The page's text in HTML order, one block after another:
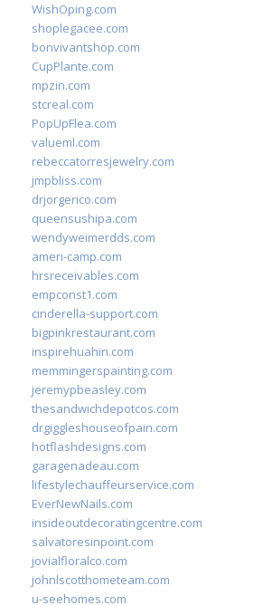
WishOping.com
shoplegacee.com
bonvivantshop.com
CupPlante.com
mpzin.com
stcreal.com
PopUpFlea.com
valueml.com
rebeccatorresjewelry.com
jmpbliss.com
drjorgerico.com
queensushipa.com
wendyweimerdds.com
ameri-camp.com
hrsreceivables.com
empconst1.com
cinderella-support.com
bigpinkrestaurant.com
inspirehuahin.com
memmingerspainting.com
jeremypbeasley.com
thesandwichdepotcos.com
drgiggleshouseofpain.com
hotflashdesigns.com
garagenadeau.com
lifestylechauffeurservice.com
EverNewNails.com
insideoutdecoratingcentre.com
salvatoresinpoint.com
jovialfloralco.com
johnlscotthometeam.com
u-seehomes.com